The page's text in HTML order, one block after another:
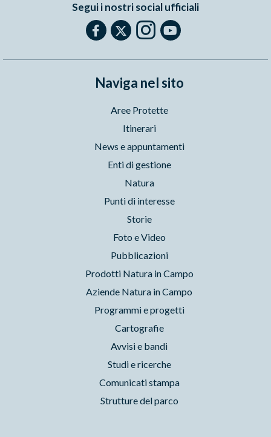
Segui i nostri social ufficiali
Naviga nel sito
Aree Protette
Itinerari
News e appuntamenti
Enti di gestione
Natura
Punti di interesse
Storie
Foto e Video
Pubblicazioni
Prodotti Natura in Campo
Aziende Natura in Campo
Programmi e progetti
Cartografie
Avvisi e bandi
Studi e ricerche
Comunicati stampa
Strutture del parco